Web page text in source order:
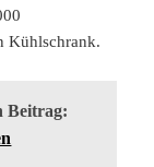
Kühlschrank.
Beitrag: